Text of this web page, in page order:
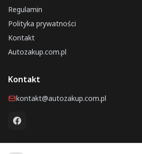
Regulamin
Polityka prywatności
Kontakt
Autozakup.com.pl
Kontakt
kontakt@autozakup.com.pl